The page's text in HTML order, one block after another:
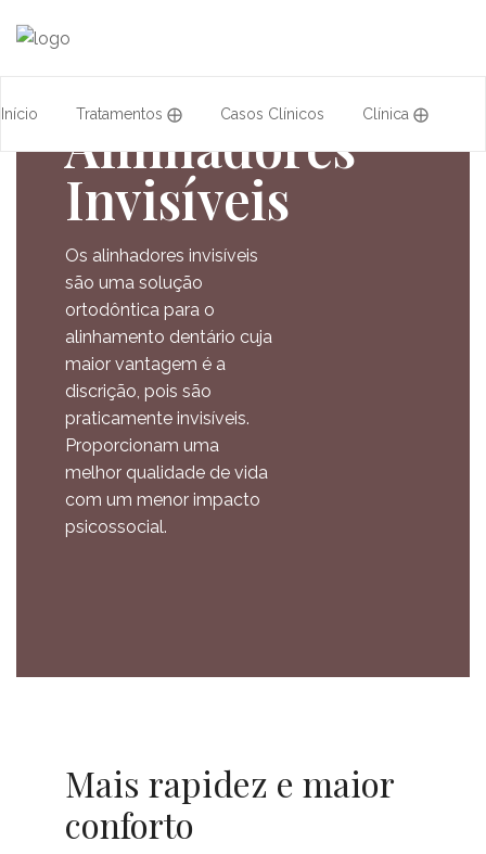
Início Tratamentos ⨁ Casos Clínicos Clínica ⨁
Equipa Formação
Alinhadores
Invisíveis
Os alinhadores invisíveis
são uma solução
ortodôntica para o
alinhamento dentário cuja
maior vantagem é a
discrição, pois são
praticamente invisíveis.
Proporcionam uma
melhor qualidade de vida
com um menor impacto
psicossocial.
Mais rapidez e maior
conforto